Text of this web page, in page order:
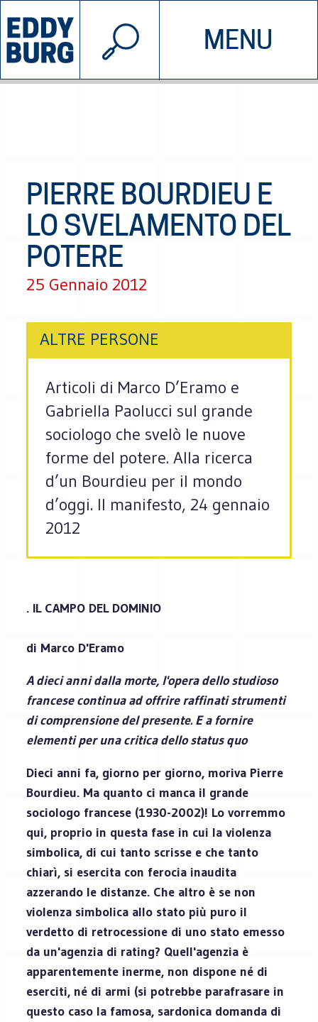
MENU
INIZIATIVE CHI SIAMO
© 2026 EDDYBURG
PIERRE BOURDIEU E
LO SVELAMENTO DEL
POTERE
25 Gennaio 2012
ALTRE PERSONE
Articoli di Marco D’Eramo e
Gabriella Paolucci sul grande
sociologo che svelò le nuove
forme del potere. Alla ricerca
d’un Bourdieu per il mondo
d’oggi. Il manifesto, 24 gennaio
2012
. IL CAMPO DEL DOMINIO
di Marco D'Eramo
A dieci anni dalla morte, l'opera dello studioso
francese continua ad offrire raffinati strumenti
di comprensione del presente. E a fornire
elementi per una critica dello status quo
Dieci anni fa, giorno per giorno, moriva Pierre
Bourdieu. Ma quanto ci manca il grande
sociologo francese (1930-2002)! Lo vorremmo
qui, proprio in questa fase in cui la violenza
simbolica, di cui tanto scrisse e che tanto
chiarì, si esercita con ferocia inaudita
azzerando le distanze. Che altro è se non
violenza simbolica allo stato più puro il
verdetto di retrocessione di uno stato emesso
da un'agenzia di rating? Quell'agenzia è
apparentemente inerme, non dispone né di
eserciti, né di armi (si potrebbe parafrasare in
questo caso la famosa, sardonica domanda di